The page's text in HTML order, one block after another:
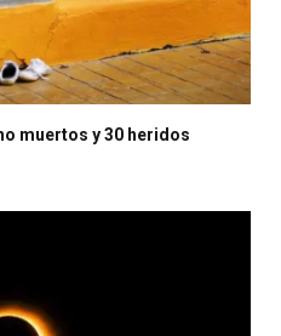
muertos y 30 heridos